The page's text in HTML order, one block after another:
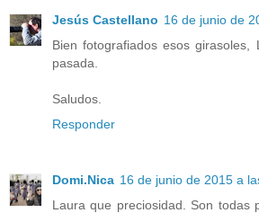
Jesús Castellano 16 de junio de
Bien fotografiados esos
pasada.
Saludos.
Responder
Domi.Nica 16 de junio de 2015 a
Laura que preciosidad. Son todas